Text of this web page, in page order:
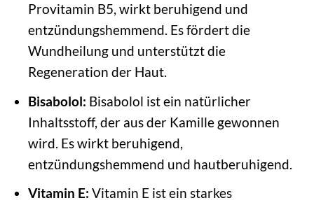
Provitamin B5, wirkt beruhigend und
entzündungshemmend. Es fördert die
Wundheilung und unterstützt die
Regeneration der Haut.
Bisabolol: Bisabolol ist ein natürlicher
Inhaltsstoff, der aus der Kamille gewonnen
wird. Es wirkt beruhigend,
entzündungshemmend und hautberuhigend.
Vitamin E: Vitamin E ist ein starkes